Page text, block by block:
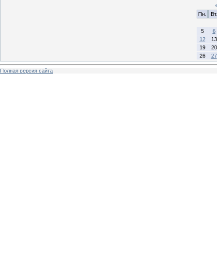
Пн.
Вт.
5
6
12
13
19
20
26
27
Полная версия сайта